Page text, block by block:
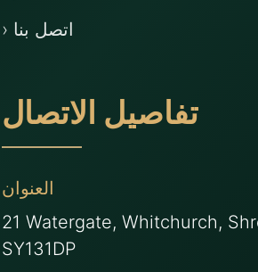
› اتصل بنا
تفاصيل الاتصال
العنوان
21 Watergate, Whitchurch,
SY131DP